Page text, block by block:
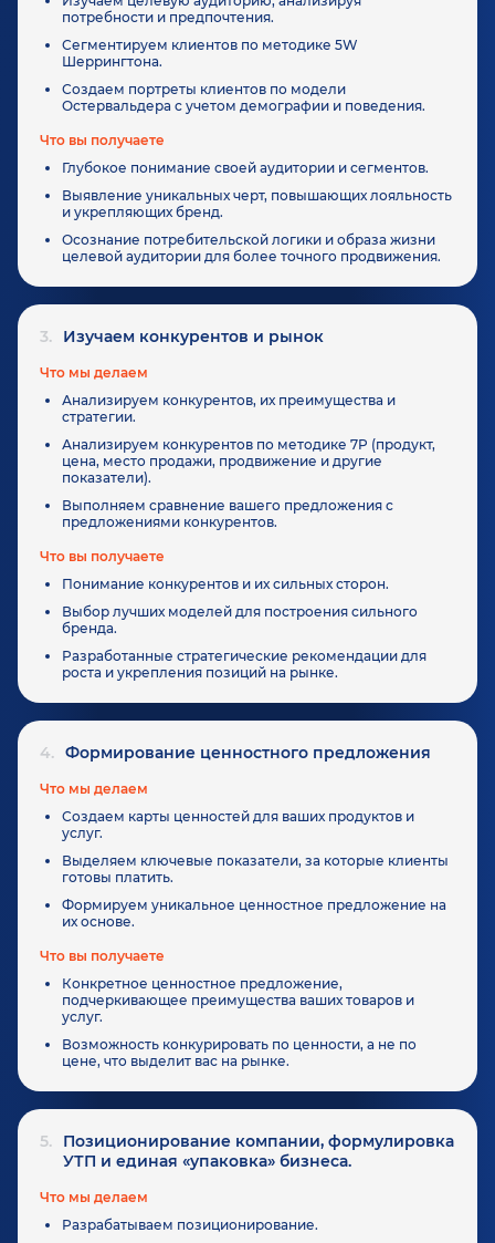
потребности и предпочтения.
Сегментируем клиентов по методике 5W
Шеррингтона.
Создаем портреты клиентов по модели
Остервальдера с учетом демографии и поведения.
Что вы получаете
Глубокое понимание своей аудитории и сегментов.
Выявление уникальных черт, повышающих лояльность
и укрепляющих бренд.
Осознание потребительской логики и образа жизни
целевой аудитории для более точного продвижения.
3. Изучаем конкурентов и рынок
Что мы делаем
Анализируем конкурентов, их преимущества и
стратегии.
Анализируем конкурентов по методике 7P (продукт,
цена, место продажи, продвижение и другие
показатели).
Выполняем сравнение вашего предложения с
предложениями конкурентов.
Что вы получаете
Понимание конкурентов и их сильных сторон.
Выбор лучших моделей для построения сильного
бренда.
Разработанные стратегические рекомендации для
роста и укрепления позиций на рынке.
4. Формирование ценностного предложения
Что мы делаем
Создаем карты ценностей для ваших продуктов и
услуг.
Выделяем ключевые показатели, за которые клиенты
готовы платить.
Формируем уникальное ценностное предложение на
их основе.
Что вы получаете
Конкретное ценностное предложение,
подчеркивающее преимущества ваших товаров и
услуг.
Возможность конкурировать по ценности, а не по
цене, что выделит вас на рынке.
5.
Позиционирование компании, формулировка
УТП и единая «упаковка» бизнеса.
Что мы делаем
Разрабатываем позиционирование.